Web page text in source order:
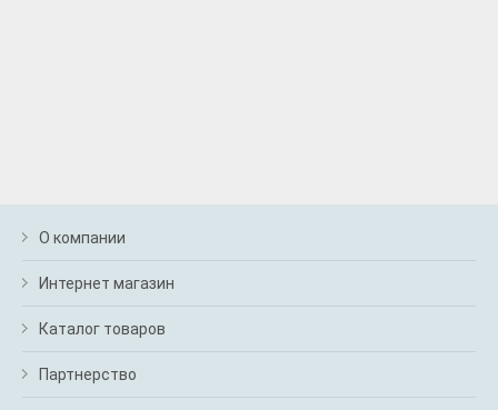
О компании
Интернет магазин
Каталог товаров
Партнерство